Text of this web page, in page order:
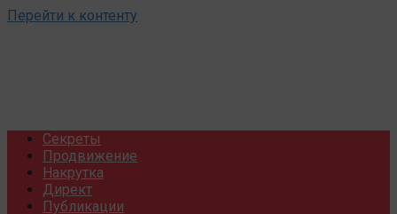
Перейти к контенту
Секреты
Продвижение
Накрутка
Директ
Публикации